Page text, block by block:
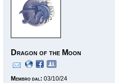
Dragon of the Moon
Membro dal: 03/10/24